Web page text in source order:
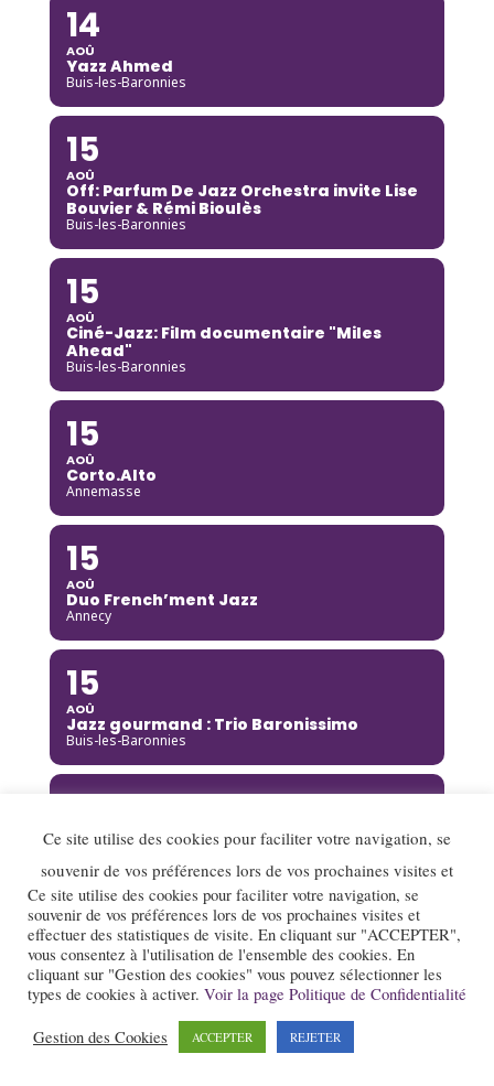
14
AOÛ
Yazz Ahmed
Buis-les-Baronnies
15
AOÛ
Off: Parfum De Jazz Orchestra invite Lise
Bouvier & Rémi Bioulès
Buis-les-Baronnies
15
AOÛ
Ciné-Jazz: Film documentaire "Miles
Ahead"
Buis-les-Baronnies
15
AOÛ
Corto.Alto
Annemasse
15
AOÛ
Duo French’ment Jazz
Annecy
15
AOÛ
Jazz gourmand : Trio Baronissimo
Buis-les-Baronnies
15
AOÛ
Gaël Fromantin
Saint Pierre de Curtille
15
AOÛ
Richard Galliano [Complet]
Brou
15
Ce site utilise des cookies pour faciliter votre navigation, se
souvenir de vos préférences lors de vos prochaines visites et
Ce site utilise des cookies pour faciliter votre navigation, se
souvenir de vos préférences lors de vos prochaines visites et
effectuer des statistiques de visite. En cliquant sur "ACCEPTER",
vous consentez à l'utilisation de l'ensemble des cookies. En
cliquant sur "Gestion des cookies" vous pouvez sélectionner les
types de cookies à activer. Voir la page Politique de Confidentialité
Gestion des Cookies ACCEPTER REJETER